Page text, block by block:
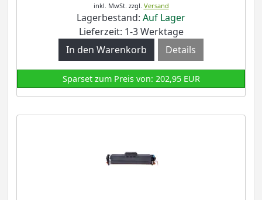
inkl. MwSt. zzgl. Versand
Lagerbestand: Auf Lager
Lieferzeit: 1-3 Werktage
Details
Sparset zum Preis von: 202,95 EUR